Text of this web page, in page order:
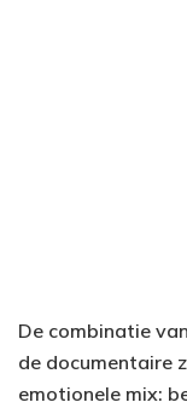
De combinatie
de documentaire
emotionele mix: